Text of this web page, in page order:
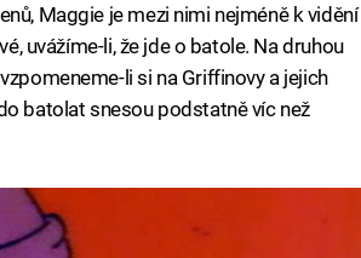
Maggie je mezi nimi nejméně k vidění
uvážíme-li, že jde o batole. Na druhou
li si na Griffinovy a jejich
batolat snesou podstatně víc než